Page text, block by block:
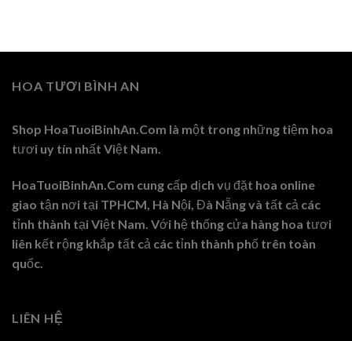
HOA TƯƠI BÌNH AN
Shop HoaTuoiBinhAn.Com là một trong những tiệm hoa
tươi uy tín nhất Việt Nam.
HoaTuoiBinhAn.Com cung cấp dịch vụ đặt hoa online
giao tận nơi tại TPHCM, Hà Nội, Đà Nẵng và tất cả các
tỉnh thành tại Việt Nam. Với hệ thống cửa hàng hoa tươi
liên kết rộng khắp tất cả các tỉnh thành phố trên toàn
quốc.
LIÊN HỆ